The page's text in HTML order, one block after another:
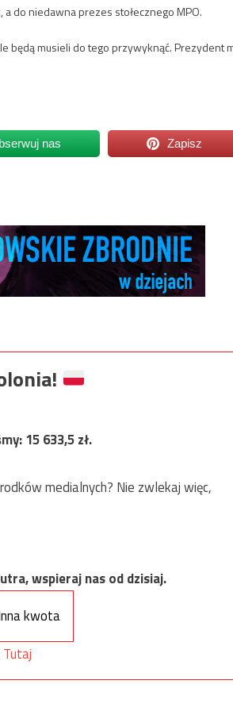
a do niedawna prezes stołecznego MPO.
będą musieli do tego przywyknąć. Prezydent
nas Zapisz
15 633,5zł.
medialnych? Nie zwlekaj więc,
wspieraj nas od dzisiaj.
kwota
Tutaj